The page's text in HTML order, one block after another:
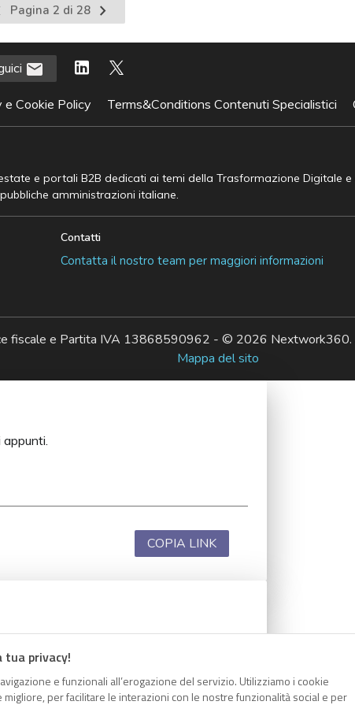
Pagina 2 di 28 Pagina
successiva
privacy!
e funzionali all’erogazione del servizio. Utilizziamo i cookie
per facilitare le interazioni con le nostre funzionalità social e per
e Cookie Policy Terms&Conditions Contenuti Specialistici
e portali B2B dedicati ai temi della Trasformazione Digitale
amministrazioni italiane.
Contatti
Contatta il nostro team per maggiori informazioni
fiscale e Partita IVA 13868590962 - © 2026 Nextwork360.
Mappa del sito
COPIA LINK